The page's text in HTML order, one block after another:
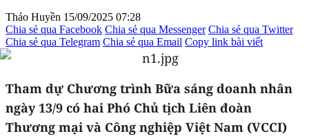
Thảo Huyền 15/09/2025 07:28
Chia sẻ qua Facebook Chia sẻ qua Messenger Chia sẻ qua Twitter
Chia sẻ qua Telegram Chia sẻ qua Email Copy link bài viết
Tham dự Chương trình Bữa sáng doanh nhân
ngày 13/9 có hai Phó Chủ tịch Liên đoàn
Thương mại và Công nghiệp Việt Nam (VCCI)